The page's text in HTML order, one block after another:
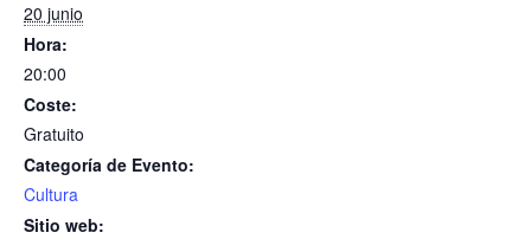
20 junio
Hora:
20:00
Coste:
Gratuito
Categoría de Evento:
Cultura
Sitio web: